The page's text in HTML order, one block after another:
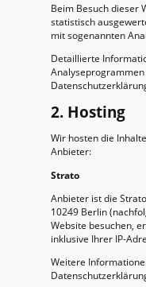
Beim Besuch dieser
statistisch
mit sogenannten
Detaillierte
2. Hosting
Wir hosten die
Anbieter:
Strato
Anbieter ist die
10249 Berlin
Website besuchen,
inklusive Ihrer IP-
Weitere